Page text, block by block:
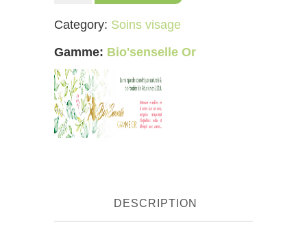
contour
des
yeux
et
lèvres
quantity
Category: Soins visage
Gamme: Bio'senselle Or
DESCRIPTION